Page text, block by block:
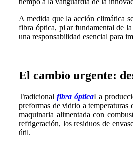
A medida que la acción climática
fibra óptica, pilar fundamental de
una responsabilidad esencial para
El cambio urgente:
Tradicional fibra ópticaLa
preformas de vidrio a temperaturas
maquinaria alimentada con
refrigeración, los residuos de
útil.